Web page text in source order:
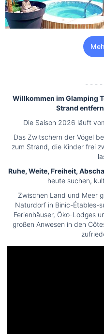
- - -
Willkommen im Glamping
Strand
Die Saison 2026 läuft
Das Zwitschern der Vögel
zum Strand, die Kinder frei
Ruhe, Weite, Freiheit,
heute suchen,
Zwischen Land und Meer
Naturdorf in Binic-Étables-
Ferienhäuser, Öko-Lodges
großen Anwesen in den